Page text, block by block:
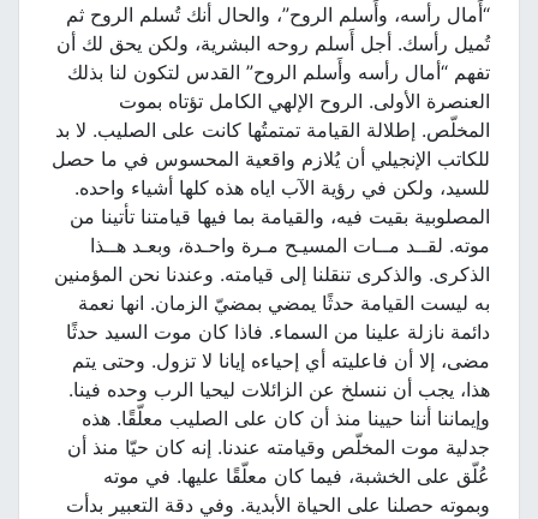
“أَمال رأسه، وأَسلم الروح”، والحال أنك تُسلم الروح ثم
تُميل رأسك. أجل أَسلم روحه البشرية، ولكن يحق لك أن
تفهم “أمال رأسه وأَسلم الروح” القدس لتكون لنا بذلك
العنصرة الأولى. الروح الإلهي الكامل تؤتاه بموت
المخلّص. إطلالة القيامة تمتمتُها كانت على الصليب. لا بد
للكاتب الإنجيلي أن يُلازم واقعية المحسوس في ما حصل
للسيد، ولكن في رؤية الآب اياه هذه كلها أشياء واحده.
المصلوبية بقيت فيه، والقيامة بما فيها قيامتنا تأتينا من
موته. لقــد مــات المسيـح مـرة واحـدة، وبعـد هــذا
الذكرى. والذكرى تنقلنا إلى قيامته. وعندنا نحن المؤمنين
به ليست القيامة حدثًا يمضي بمضيّ الزمان. انها نعمة
دائمة نازلة علينا من السماء. فاذا كان موت السيد حدثًا
مضى، إلا أن فاعليته أي إحياءه إيانا لا تزول. وحتى يتم
هذا، يجب أن ننسلخ عن الزائلات ليحيا الرب وحده فينا.
وإيماننا أننا حيينا منذ أن كان على الصليب معلّقًا. هذه
جدلية موت المخلّص وقيامته عندنا. إنه كان حيّا منذ أن
عُلّق على الخشبة، فيما كان معلّقًا عليها. في موته
وبموته حصلنا على الحياة الأبدية. وفي دقة التعبير بدأت